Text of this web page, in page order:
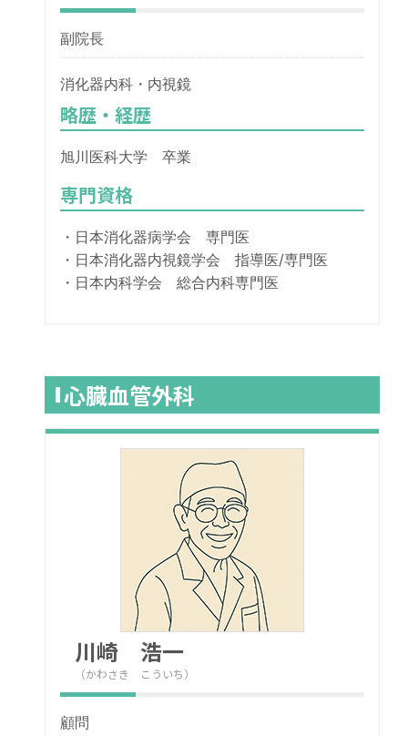
副院長
消化器内科・内視鏡
略歴・経歴
旭川医科大学 卒業
専門資格
・日本消化器病学会 専門医
・日本消化器内視鏡学会 指導医/専門医
・日本内科学会 総合内科専門医
心臓血管外科
川崎 浩一
（かわさき こういち）
顧問